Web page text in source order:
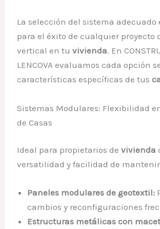
La selección del sistema adecuado
para el éxito de cualquier proyecto
vertical en tuvivienda. En
LENCOVA evaluamos cada opción
características específicas de tus
Sistemas Modulares: Flexibilidad
de Casas
Ideal para propietarios devivienda
versatilidad y facilidad de
Paneles modulares de geotextil:
cambios y reconfiguraciones
Estructuras metálicas con